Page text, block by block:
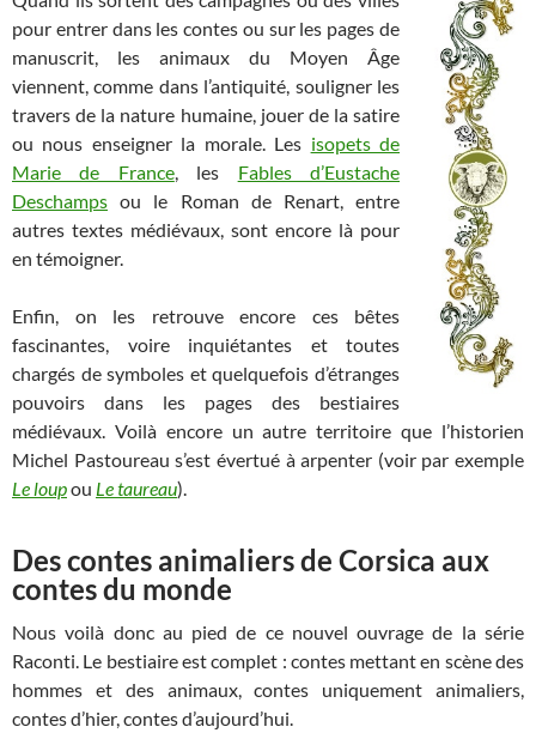
pour entrer dans les contes ou sur les pages de
manuscrit, les animaux du Moyen Âge
viennent, comme dans l’antiquité, souligner les
travers de la nature humaine, jouer de la satire
ou nous enseigner la morale. Les isopets de
Marie de France, les Fables d’Eustache
Deschamps ou le Roman de Renart, entre
autres textes médiévaux, sont encore là pour
en témoigner.
Enfin, on les retrouve encore ces bêtes
fascinantes, voire inquiétantes et toutes
chargés de symboles et quelquefois d’étranges
pouvoirs dans les pages des bestiaires
médiévaux. Voilà encore un autre territoire que l’historien
Michel Pastoureau s’est évertué à arpenter (voir par exemple
Le loupou Le taureau).
Des contes animaliers de Corsica aux
contes du monde
Nous voilà donc au pied de ce nouvel ouvrage de la série
Raconti. Le bestiaire est complet : contes mettant en scène des
hommes et des animaux, contes uniquement animaliers,
contes d’hier, contes d’aujourd’hui.